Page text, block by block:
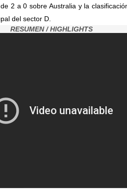
2 a 0 sobre Australia y la
del sector D
RESUMEN / HIGHLIGHTS